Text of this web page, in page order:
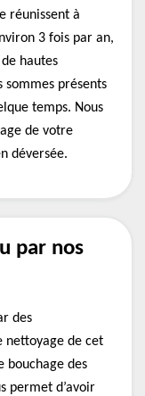
réunissent à
3 fois par an,
hautes
sommes présents
temps. Nous
de votre
déversée.
par nos
des
nettoyage de cet
bouchage des
permet d’avoir